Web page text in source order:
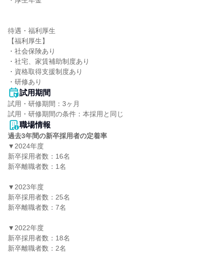
待遇・福利厚生
【福利厚生】
・社会保険あり
・社宅、家賃補助制度あり
・資格取得支援制度あり
・研修あり
試用期間
試用・研修期間：3ヶ月
職場情報
過去3年間の新卒採用者の定着率
▼2024年度
新卒採用者数：16名
新卒離職者数：1名
▼2023年度
新卒採用者数：25名
新卒離職者数：7名
▼2022年度
新卒採用者数：18名
新卒離職者数：2名